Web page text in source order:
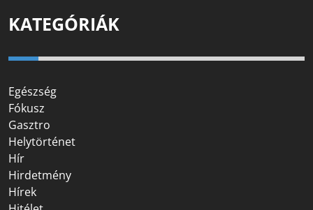
KATEGÓRIÁK
Egészség
Fókusz
Gasztro
Helytörténet
Hír
Hirdetmény
Hírek